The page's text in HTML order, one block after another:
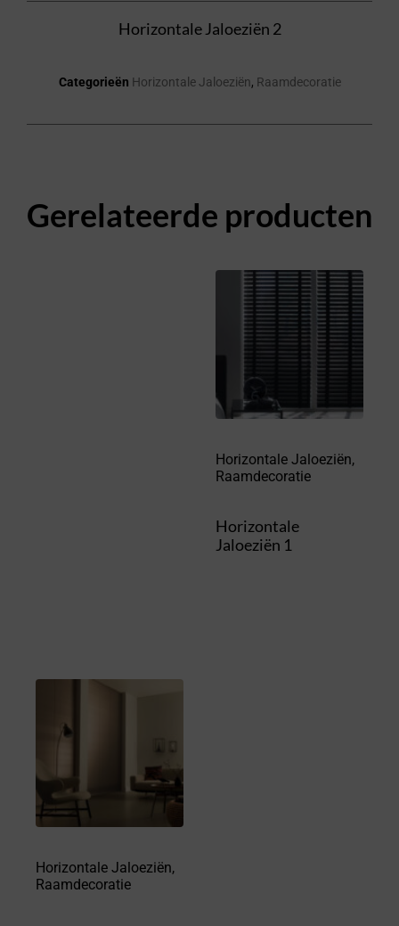
Horizontale Jaloeziën 2
Categorieën Horizontale Jaloeziën, Raamdecoratie
Gerelateerde producten
Horizontale Jaloeziën,
Raamdecoratie
Horizontale
Jaloeziën 1
Horizontale Jaloeziën,
Raamdecoratie